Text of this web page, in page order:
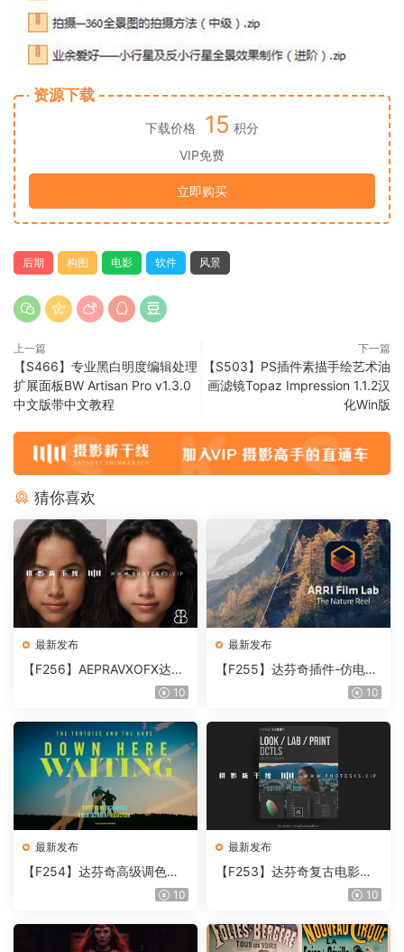
资源下载
下载价格 15 积分
VIP免费
立即购买
后期 构图 电影 软件 风景
上一篇
【S466】专业黑白明度编辑处理
扩展面板BW Artisan Pro v1.3.0
中文版带中文教程
下一篇
【S503】PS插件素描手绘艺术油
画滤镜Topaz Impression 1.1.2汉
化Win版
猜你喜欢
最新发布
【F256】AEPRAVXOFX达芬
奇视频人像磨皮润肤美颜插件
10
最新发布
【F255】达芬奇插件-仿电影
胶片视频调色插件 ARRI Film
10
最新发布
【F254】达芬奇高级调色插
件 Contour V2.2.2 WinMac10
最新发布
【F253】达芬奇复古电影胶
片质感DCTL节点调色预设 M
T V4.0
10